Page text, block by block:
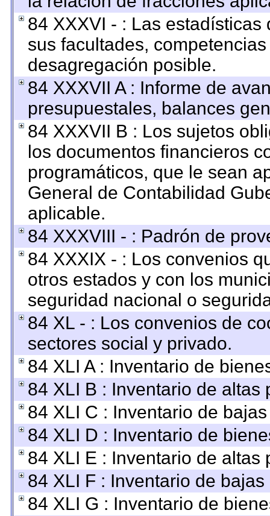
84 XXXVI - : Las
sus facultades,
desagregación posible.
84 XXXVII A : Informe de
presupuestales, balances
84 XXXVII B : Los sujetos
los documentos financieros
programáticos, que le sean
General de Contabilidad
aplicable.
84 XXXVIII - : Padrón de
84 XXXIX - : Los convenios
otros estados y con los
seguridad nacional o
84 XL - : Los convenios de
sectores social y privado.
84 XLI A : Inventario de
84 XLI B : Inventario de
84 XLI C : Inventario de
84 XLI D : Inventario de
84 XLI E : Inventario de
84 XLI F : Inventario de
84 XLI G : Inventario de